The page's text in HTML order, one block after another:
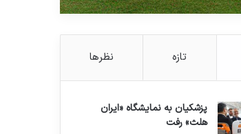
تازه نظرها
پزشکیان به نمایشگاه «ایران
هلث» رفت